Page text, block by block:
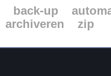
back-up
archiveren zip